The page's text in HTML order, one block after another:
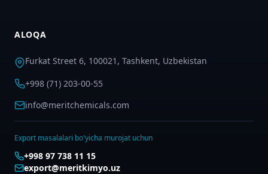
ALOQA
Furkat Street 6, 100021, Tashkent, Uzbekistan
+998 (71) 203-00-55
info@meritchemicals.com
Export masalalari bo'yicha murojat uchun
+998 97 738 11 15
export@meritkimyo.uz